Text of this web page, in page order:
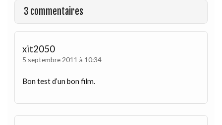
3 commentaires
xit2050
5 septembre 2011 à 10:34
Bon test d’un bon film.